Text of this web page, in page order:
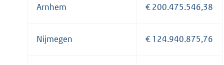
Arnhem € 200.475.546,38
Nijmegen € 124.940.875,76